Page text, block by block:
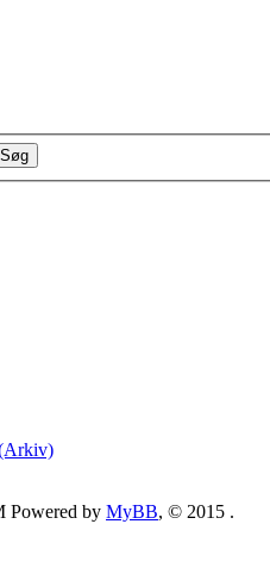
Powered by MyBB, © 2015 .